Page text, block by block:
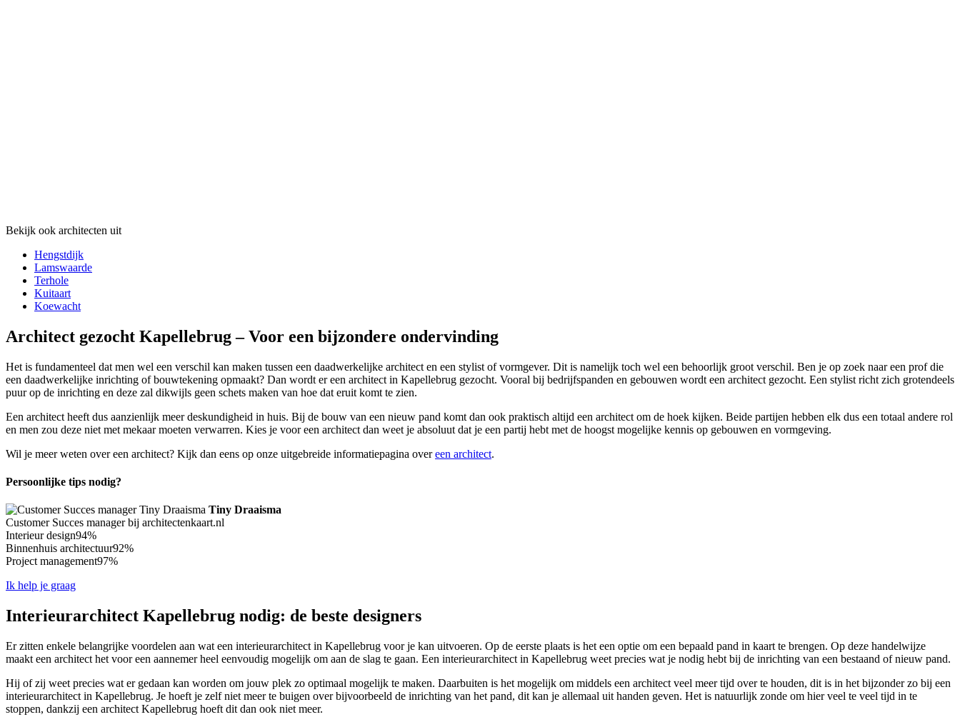
Bekijk ook architecten uit
Hengstdijk
Lamswaarde
Terhole
Kuitaart
Koewacht
Architect gezocht Kapellebrug – Voor een bijzondere ondervinding
Het is fundamenteel dat men wel een verschil kan maken tussen een daadwerkelijke architect en een stylist of vormgever. Dit is namelijk toch wel een behoorlijk groot verschil. Ben je op zoek naar een prof die
een daadwerkelijke inrichting of bouwtekening opmaakt? Dan wordt er een architect in Kapellebrug gezocht. Vooral bij bedrijfspanden en gebouwen wordt een architect gezocht. Een stylist richt zich grotendeels
puur op de inrichting en deze zal dikwijls geen schets maken van hoe dat eruit komt te zien.
Een architect heeft dus aanzienlijk meer deskundigheid in huis. Bij de bouw van een nieuw pand komt dan ook praktisch altijd een architect om de hoek kijken. Beide partijen hebben elk dus een totaal andere rol
en men zou deze niet met mekaar moeten verwarren. Kies je voor een architect dan weet je absoluut dat je een partij hebt met de hoogst mogelijke kennis op gebouwen en vormgeving.
Wil je meer weten over een architect? Kijk dan eens op onze uitgebreide informatiepagina overeen architect.
Persoonlijke tips nodig?
Tiny Draaisma
Customer Succes manager bij architectenkaart.nl
Interieur design94%
Binnenhuis architectuur92%
Project management97%
Ik help je graag
Interieurarchitect Kapellebrug nodig: de beste designers
Er zitten enkele belangrijke voordelen aan wat een interieurarchitect in Kapellebrug voor je kan uitvoeren. Op de eerste plaats is het een optie om een bepaald pand in kaart te brengen. Op deze handelwijze
maakt een architect het voor een aannemer heel eenvoudig mogelijk om aan de slag te gaan. Een interieurarchitect in Kapellebrug weet precies wat je nodig hebt bij de inrichting van een bestaand of nieuw pand.
Hij of zij weet precies wat er gedaan kan worden om jouw plek zo optimaal mogelijk te maken. Daarbuiten is het mogelijk om middels een architect veel meer tijd over te houden, dit is in het bijzonder zo bij een
interieurarchitect in Kapellebrug. Je hoeft je zelf niet meer te buigen over bijvoorbeeld de inrichting van het pand, dit kan je allemaal uit handen geven. Het is natuurlijk zonde om hier veel te veel tijd in te
stoppen, dankzij een architect Kapellebrug hoeft dit dan ook niet meer.